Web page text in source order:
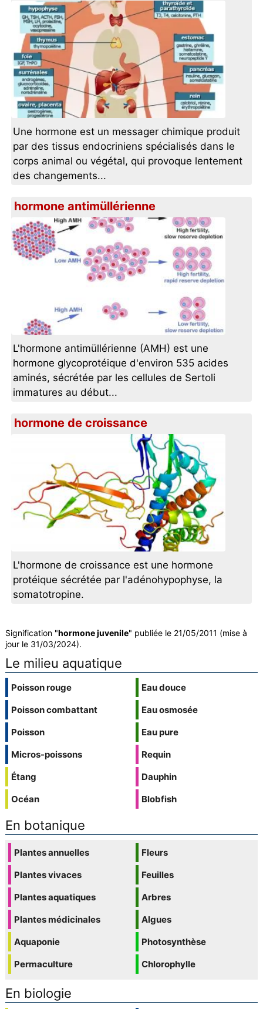
Une hormone est un messager chimique produit
par des tissus endocriniens spécialisés dans le
corps animal ou végétal, qui provoque lentement
des changements...
hormone antimüllérienne
L'hormone antimüllérienne (AMH) est une
hormone glycoprotéique d'environ 535 acides
aminés, sécrétée par les cellules de Sertoli
immatures au début...
hormone de croissance
L'hormone de croissance est une hormone
protéique sécrétée par l'adénohypophyse, la
somatotropine.
Signification "hormone juvenile" publiée le 21/05/2011 (mise à
jour le 31/03/2024).
Le milieu aquatique
Poisson rouge
Poisson combattant
Poisson
Micros-poissons
Étang
Océan
Eau douce
Eau osmosée
Eau pure
Requin
Dauphin
Blobfish
En botanique
Plantes annuelles
Plantes vivaces
Plantes aquatiques
Plantes médicinales
Aquaponie
Permaculture
Fleurs
Feuilles
Arbres
Algues
Photosynthèse
Chlorophylle
En biologie